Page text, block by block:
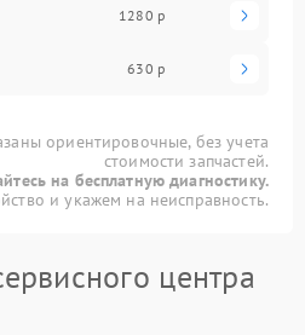
1280 р
630 р
ориентировочные, без учета
стоимости запчастей.
на бесплатную диагностику.
и укажем на неисправность.
центра